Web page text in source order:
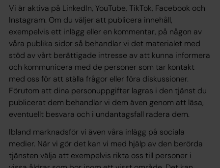
Vi är aktiva på LinkedIn, YouTube, TikTok, Facebook och
Instagram. Om du väljer att publicera innehåll,
exempelvis ett inlägg eller en kommentar, på någon av
våra publika sidor så behandlar vi det materialet med
stöd av vårt berättigade intresse av att kunna informera
och kommunicera med de personer som tar kontakt
med oss för att ställa frågor eller föra diskussioner.
Förutom att dina personuppgifter lagras i den tjänst du
publicerat dem behandlar vi dem även genom att läsa,
eventuellt besvara och i undantagsfall radera dem.
Ibland marknadsför vi även våra inlägg på sociala
medier. När vi gör det kan vi med hjälp av den berörda
tjänsten välja att exempelvis rikta oss till personer i